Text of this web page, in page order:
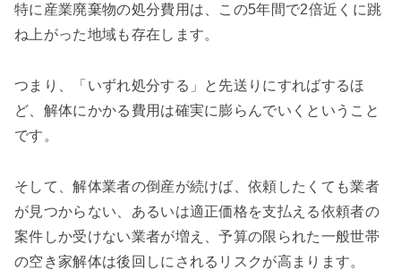
特に産業廃棄物の処分費用は、この5年間で2倍近くに跳
ね上がった地域も存在します。
つまり、「いずれ処分する」と先送りにすればするほ
ど、解体にかかる費用は確実に膨らんでいくということ
です。
そして、解体業者の倒産が続けば、依頼したくても業者
が見つからない、あるいは適正価格を支払える依頼者の
案件しか受けない業者が増え、予算の限られた一般世帯
の空き家解体は後回しにされるリスクが高まります。